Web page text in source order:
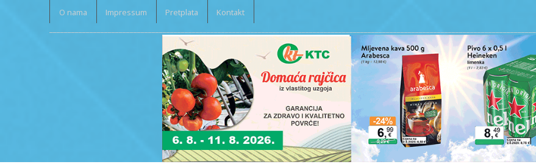
O nama Impressum Pretplata Kontakt